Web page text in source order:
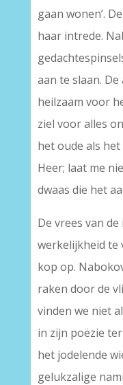
gaan wonen’.
haar intrede.
aan te slaan.
heilzaam voor
ziel voor alles
het oude als
Heer; laat me
dwaas die het
De vrees van
werkelijkheid te
kop op.
raken door de
vinden we niet
in zijn poëzie
het jodelende
gelukzalige